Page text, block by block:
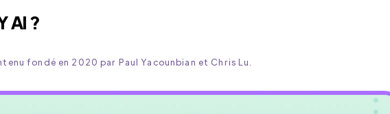
AI ?
fondé en 2020 par Paul Yacounbian et Chris Lu.